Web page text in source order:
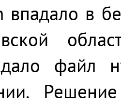
впадало в
файл